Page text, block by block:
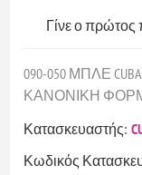
Γίνε ο πρώτος
090-050 ΜΠΛΕ
ΚΑΝΟΝΙΚΗ ΦΟΡΜΑ
Κατασκευαστής:
Κωδικός